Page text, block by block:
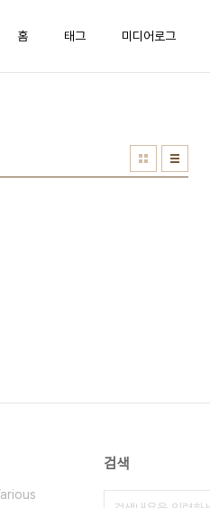
홈 태그 미디어로그
검색